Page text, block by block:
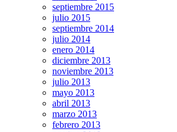
septiembre 2015
julio 2015
septiembre 2014
julio 2014
enero 2014
diciembre 2013
noviembre 2013
julio 2013
mayo 2013
abril 2013
marzo 2013
febrero 2013